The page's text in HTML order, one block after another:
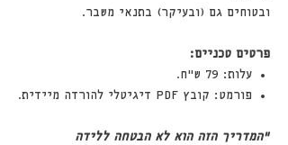
ובטוחים גם (ובעיקר) בתנאי משבר.
פרטים טכניים:
עלות: 79 ש"ח.
פורמט: קובץ PDF דיגיטלי להורדה מיידית.
"המדריך הזה הוא לא הבטחה ללידה